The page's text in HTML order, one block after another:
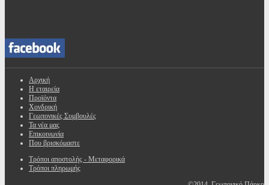
Αρχική
Η εταιρεία
Προϊόντα
Χονδρική
Γεωπονικές Συμβουλές
Τα νέα μας
Επικοινωνία
Που βρισκόμαστε
Τρόποι αποστολής - Μεταφορικά
Τρόποι πληρωμής